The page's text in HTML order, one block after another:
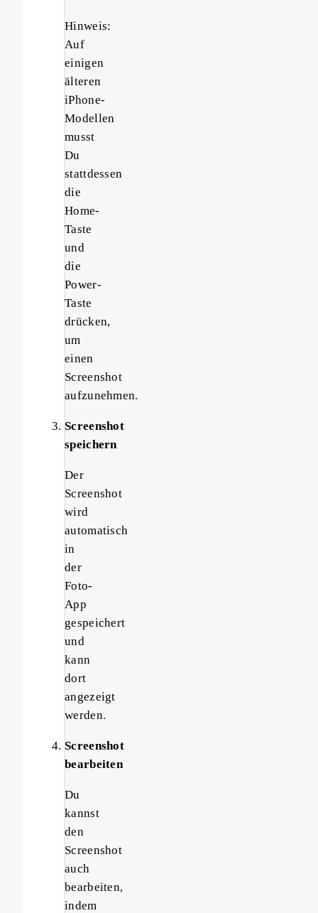
Hinweis:
Auf
einigen
älteren
iPhone-
Modellen
musst
Du
stattdessen
die
Home-
Taste
und
die
Power-
Taste
drücken,
um
einen
Screenshot
aufzunehmen.
Screenshot
speichern
Der
Screenshot
wird
automatisch
in
der
Foto-
App
gespeichert
und
kann
dort
angezeigt
werden.
Screenshot
bearbeiten
Du
kannst
den
Screenshot
auch
bearbeiten,
indem